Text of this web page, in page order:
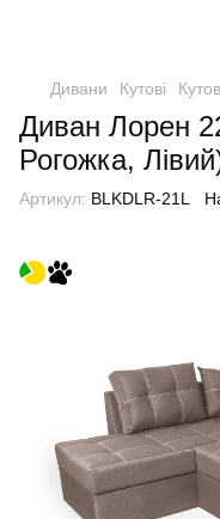
Дивани Кутові
Диван Лорен
Рогожка,
Артикул: BLKDLR-21L